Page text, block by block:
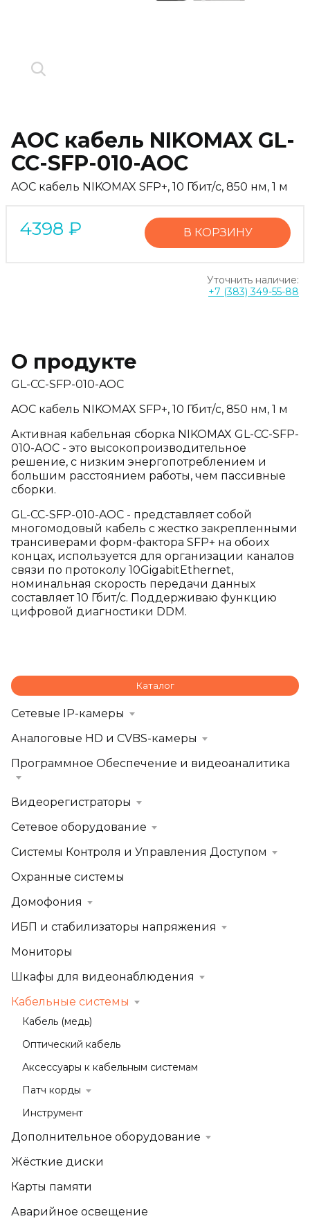
AOC кабель NIKOMAX GL-
CC-SFP-010-AOC
AOC кабель NIKOMAX SFP+, 10 Гбит/с, 850 нм, 1 м
4398 ₽ В КОРЗИНУ
Уточнить наличие:
+7 (383) 349-55-88
О продукте
GL-CC-SFP-010-AOC
AOC кабель NIKOMAX SFP+, 10 Гбит/с, 850 нм, 1 м
Активная кабельная сборка NIKOMAX GL-CC-SFP-
010-AOC - это высокопроизводительное
решение, с низким энергопотреблением и
большим расстоянием работы, чем пассивные
сборки.
GL-CC-SFP-010-AOC - представляет собой
многомодовый кабель с жестко закрепленными
трансиверами форм-фактора SFP+ на обоих
концах, используется для организации каналов
связи по протоколу 10GigabitEthernet,
номинальная скорость передачи данных
составляет 10 Гбит/с. Поддерживаю функцию
цифровой диагностики DDM.
Каталог
Сетевые IP-камеры
Аналоговые HD и CVBS-камеры
Программное Обеспечение и видеоаналитика
Видеорегистраторы
Сетевое оборудование
Системы Контроля и Управления Доступом
Охранные системы
Домофония
ИБП и стабилизаторы напряжения
Мониторы
Шкафы для видеонаблюдения
Кабельные системы
Кабель (медь)
Оптический кабель
Аксессуары к кабельным системам
Патч корды
Инструмент
Дополнительное оборудование
Жёсткие диски
Карты памяти
Аварийное освещение